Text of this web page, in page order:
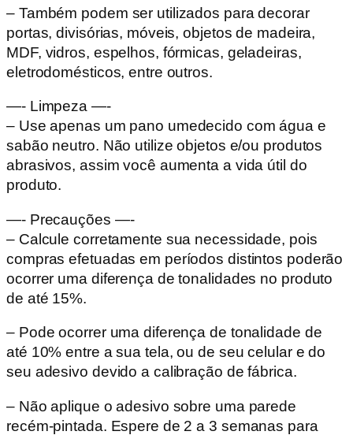
– Também podem ser utilizados para decorar
portas, divisórias, móveis, objetos de madeira,
MDF, vidros, espelhos, fórmicas, geladeiras,
eletrodomésticos, entre outros.
—- Limpeza —-
– Use apenas um pano umedecido com água e
sabão neutro. Não utilize objetos e/ou produtos
abrasivos, assim você aumenta a vida útil do
produto.
—- Precauções —-
– Calcule corretamente sua necessidade, pois
compras efetuadas em períodos distintos poderão
ocorrer uma diferença de tonalidades no produto
de até 15%.
– Pode ocorrer uma diferença de tonalidade de
até 10% entre a sua tela, ou de seu celular e do
seu adesivo devido a calibração de fábrica.
– Não aplique o adesivo sobre uma parede
recém-pintada. Espere de 2 a 3 semanas para